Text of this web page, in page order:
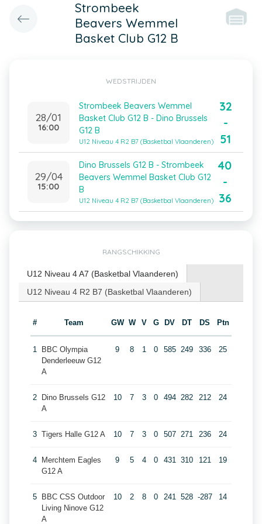
Strombeek
Beavers Wemmel
Basket Club G12 B
WEDSTRIJDEN
28/01
16:00
Strombeek Beavers Wemmel
Basket Club G12 B - Dino Brussels
G12 B
U12 Niveau 4 R2 B7 (Basketbal Vlaanderen)
32
-
51
29/04
15:00
Dino Brussels G12 B - Strombeek
Beavers Wemmel Basket Club G12
B
U12 Niveau 4 R2 B7 (Basketbal Vlaanderen)
40
-
36
RANGSCHIKKING
U12 Niveau 4 A7 (Basketbal Vlaanderen)
U12 Niveau 4 R2 B7 (Basketbal Vlaanderen)
# Team GW W V G DV DT DS Ptn
1
BBC Olympia
Denderleeuw G12
A
9 8 1 0 585 249 336 25
2
Dino Brussels G12
A
10 7 3 0 494 282 212 24
3 Tigers Halle G12 A 10 7 3 0 507 271 236 24
4
Merchtem Eagles
G12 A
9 5 4 0 431 310 121 19
5
BBC CSS Outdoor
Living Ninove G12
A
10 2 8 0 241 528 -287 14